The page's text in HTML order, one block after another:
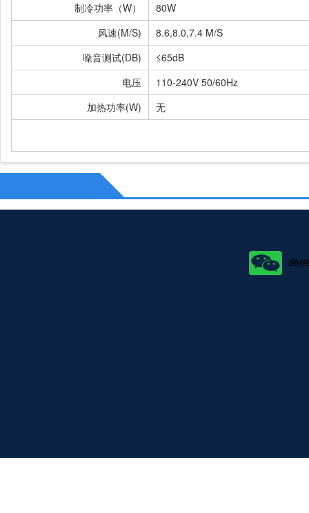
制冷功率（W）
80W
风速(m/s)
8.6,8.0,7.4 M/s
噪音测试(dB)
≤65dB
电压
110-240V 50/60Hz
加热功率(W)
无